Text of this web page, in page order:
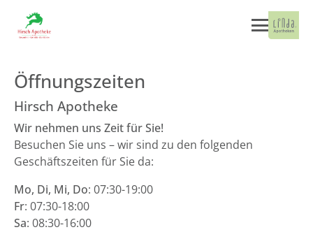
Öffnungszeiten
Hirsch Apotheke
Wir nehmen uns Zeit für Sie!
Besuchen Sie uns – wir sind zu den folgenden
Geschäftszeiten für Sie da:
Mo, Di, Mi, Do: 07:30-19:00
Fr: 07:30-18:00
Sa: 08:30-16:00